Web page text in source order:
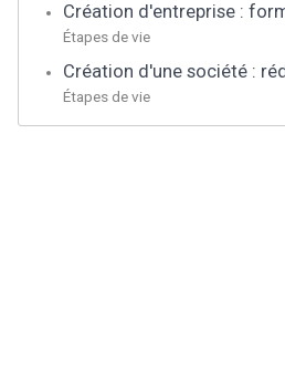
Création d'entreprise :
Étapes de vie
Création d'une société :
Étapes de vie